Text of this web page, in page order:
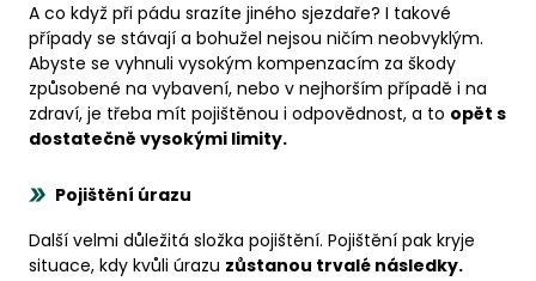
A co když při pádu srazíte jiného sjezdaře? I takové
případy se stávají a bohužel nejsou ničím neobvyklým.
Abyste se vyhnuli vysokým kompenzacím za škody
způsobené na vybavení, nebo v nejhorším případě i na
zdraví, je třeba mít pojištěnou i odpovědnost, a to opět s
dostatečně vysokými limity.
Pojištění úrazu
Další velmi důležitá složka pojištění. Pojištění pak kryje
situace, kdy kvůli úrazu zůstanou trvalé následky.